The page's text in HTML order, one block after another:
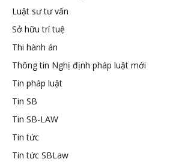
Luật sư tư vấn
Sở hữu trí tuệ
Thi hành án
Thông tin Nghị định pháp luật mới
Tin pháp luật
Tin SB
Tin SB-LAW
Tin tức
Tin tức SBLaw